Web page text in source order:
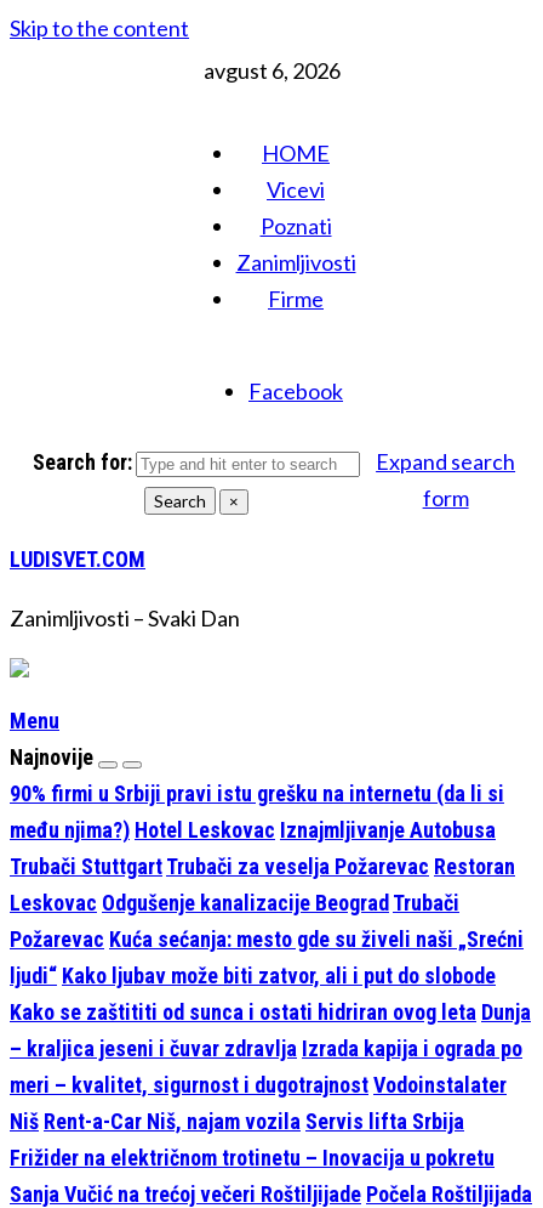
Skip to the content
avgust 6, 2026
HOME
Vicevi
Poznati
Zanimljivosti
Firme
Facebook
Search for:
Search ×
Expand search
form
LUDISVET.COM
Zanimljivosti – Svaki Dan
Menu
Najnovije
90% firmi u Srbiji pravi istu grešku na internetu (da li si
među njima?) Hotel Leskovac Iznajmljivanje Autobusa
Trubači StuttgartTrubači za veselja Požarevac Restoran
Leskovac Odgušenje kanalizacije Beograd Trubači
Požarevac Kuća sećanja: mesto gde su živeli naši „Srećni
ljudi“ Kako ljubav može biti zatvor, ali i put do slobode
Kako se zaštititi od sunca i ostati hidriran ovog leta Dunja
– kraljica jeseni i čuvar zdravlja Izrada kapija i ograda po
meri – kvalitet, sigurnost i dugotrajnostVodoinstalater
Niš Rent-a-Car Niš, najam vozila Servis lifta Srbija
Frižider na električnom trotinetu – Inovacija u pokretu
Sanja Vučić na trećoj večeri Roštiljijade Počela Roštiljijada